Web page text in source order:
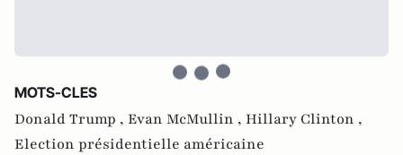
MOTS-CLES
Donald Trump , Evan McMullin , Hillary Clinton ,
Election présidentielle américaine